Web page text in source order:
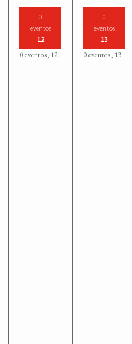
0
eventos
12
0 eventos, 12
0
eventos
13
0 eventos, 13